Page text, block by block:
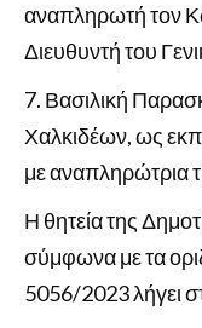
αναπληρωτή τον
Διευθυντή του
Βασιλική
Χαλκιδέων, ως
με αναπληρώτρια
Η θητεία της
σύμφωνα με τα
5056/2023 λήγει